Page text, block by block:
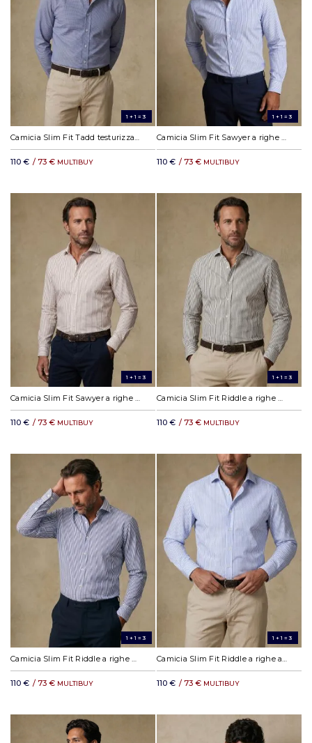
1+1=3
110 € / 73 € MULTIBUY
1+1=3
110 € / 73 € MULTIBUY
1+1=3
Camicia Slim Fit Sawyer a righe avana
110 € / 73 € MULTIBUY
1+1=3
Camicia Slim Fit Riddle a righe khaki
110 € / 73 € MULTIBUY
1+1=3
Camicia Slim Fit Riddle a righe blu navy
110 € / 73 € MULTIBUY
1+1=3
Camicia Slim Fit Riddle a righe azzurre
110 € / 73 € MULTIBUY